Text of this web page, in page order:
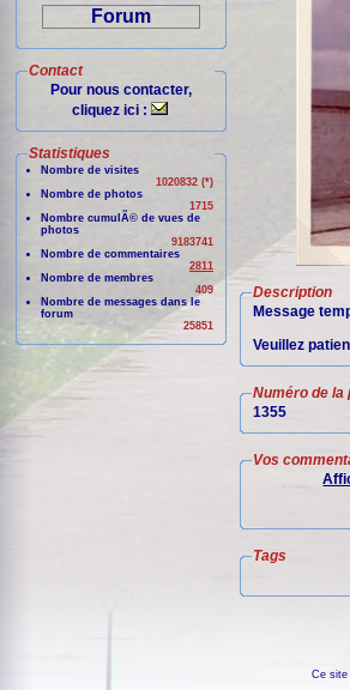
Forum
Contact
Pour nous contacter,
cliquez ici :
Statistiques
Nombre de visites
1020832 (*)
Nombre de photos
1715
Nombre cumulÃ© de vues de
photos
9183741
Nombre de commentaires
2811
Nombre de membres
409
Nombre de messages dans le
forum
25851
Description
Message
Veuillez
Numéro de la
1355
Vos
Tags
Ce